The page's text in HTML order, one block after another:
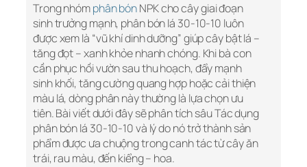
Trong nhómphân bónNPK cho cây giai đoạn
sinh trưởng mạnh, phân bón lá 30-10-10 luôn
được xem là “vũ khí dinh dưỡng” giúp cây bật lá –
tăng đọt – xanh khỏe nhanh chóng. Khi bà con
cần phục hồi vườn sau thu hoạch, đẩy mạnh
sinh khối, tăng cường quang hợp hoặc cải thiện
màu lá, dòng phân này thường là lựa chọn ưu
tiên. Bài viết dưới đây sẽ phân tích sâu Tác dụng
phân bón lá 30-10-10 và lý do nó trở thành sản
phẩm được ưa chuộng trong canh tác từ cây ăn
trái, rau màu, đến kiểng – hoa.